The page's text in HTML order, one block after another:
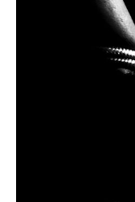
Teléfono móvil con